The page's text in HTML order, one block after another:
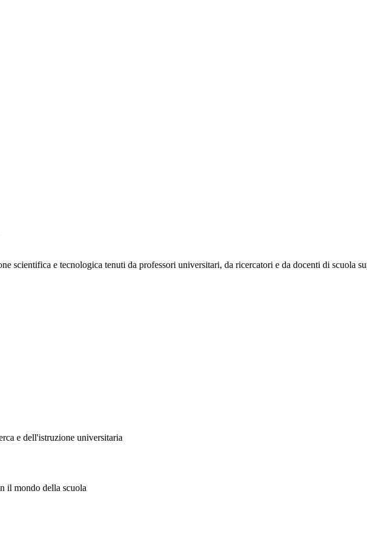
scientifica e tecnologica tenuti da professori universitari, da ricercatori e da docenti di scuola
e dell'istruzione universitaria
il mondo della scuola